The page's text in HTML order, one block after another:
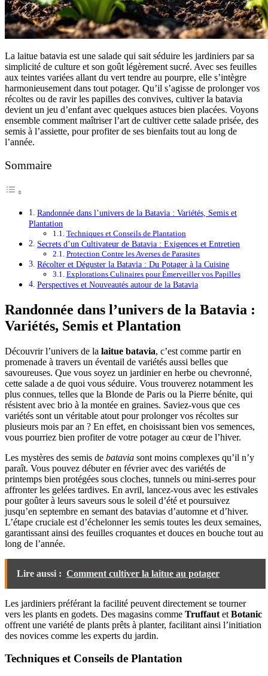
La laitue batavia est une salade qui sait séduire les jardiniers par sa
simplicité de culture et son goût légèrement sucré. Avec ses feuilles
aux teintes variées allant du vert tendre au pourpre, elle s’intègre
harmonieusement dans tout potager. Qu’il s’agisse de prolonger vos
récoltes ou de ravir les papilles des convives, cultiver la batavia
devient un jeu d’enfant avec quelques astuces bien placées. Voyons
ensemble comment maîtriser l’art de cultiver cette salade prisée, des
semis à l’assiette, pour profiter de ses bienfaits tout au long de
l’année.
Sommaire
Randonnée dans l’univers de la Batavia : Variétés, Semis et
Plantation
Techniques et Conseils de Plantation
Secrets d’un Cultivateur de Batavia : Exigences et Entretien
Protection Contre les Averses de Parasites
Récolter et Déguster la Batavia : Du Potager à la Cuisine
Explorations Culinaires pour Émerveiller vos Papilles
Perspectives et Nouveautés autour de la Batavia
Randonnée dans l’univers de la Batavia :
Variétés, Semis et Plantation
Découvrir l’univers de la laitue batavia, c’est comme partir en
promenade à travers un éventail de variétés aussi belles que
savoureuses. Que vous soyez un jardinier en herbe ou chevronné,
cette salade a de quoi vous séduire. Vous trouverez notamment les
plus connues, telles que la Blonde de Paris ou la Pierre bénite, qui
résistent avec brio à la montée en graines. Saviez-vous que ces
variétés sont un véritable atout pour prolonger vos récoltes sur
plusieurs mois par an ? En effet, en choisissant bien vos semences,
vous pourriez bien profiter de votre potager au cœur de l’hiver.
Les mystères des semis de batavia sont moins complexes qu’il n’y
paraît. Vous pouvez débuter en février avec des variétés de
printemps bien protégées sous cloches, tunnels ou mini-serres pour
affronter les gelées tardives. En avril, lancez-vous avec les estivales
pour goûter à leurs saveurs sous le soleil d’été et poursuivez
jusqu’en septembre en semant des batavias d’automne et d’hiver.
L’étape cruciale est d’échelonner les semis toutes les deux semaines,
garantissant ainsi des feuilles croquantes et douces en bouche tout au
long de l’année.
Lire aussi : Comment cultiver la laitue au potager
Les jardiniers préférant la facilité peuvent directement se tourner
vers les plants en godets. Des magasins comme Truffaut et Botanic
offrent une variété de plants prêts à planter, facilitant ainsi l’initiation
des novices comme les experts du jardin.
Techniques et Conseils de Plantation